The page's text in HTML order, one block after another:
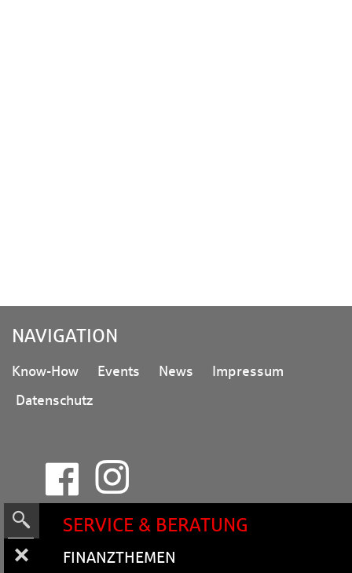
NA­VI­GA­TI­ON
Know-How Events News
Impressum
Datenschutz
SERVICE & BERATUNG
FI­NANZ­THE­MEN